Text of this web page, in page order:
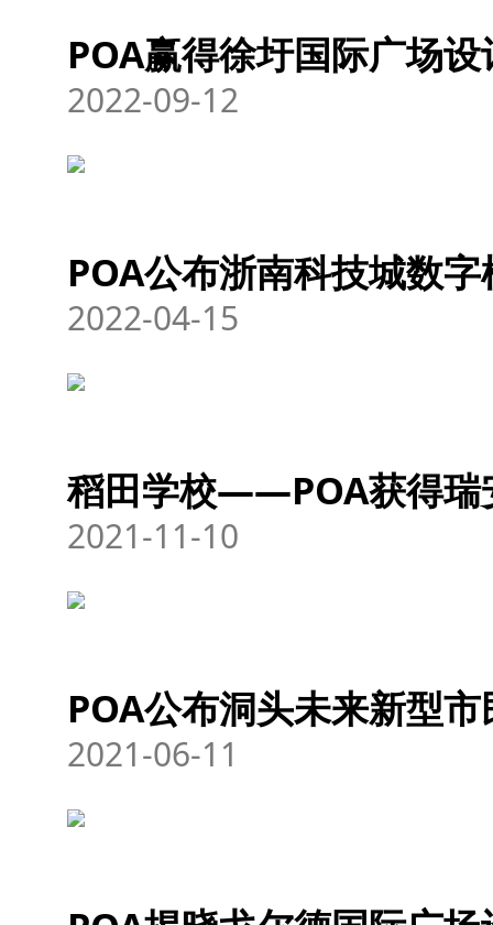
POA赢得徐圩国际广场设
2022-09-12
POA公布浙南科技城数
2022-04-15
稻田学校——POA获得瑞
2021-11-10
POA公布洞头未来新型
2021-06-11